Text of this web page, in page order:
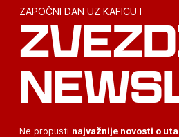
ZAPOČNI DAN UZ KAFICU I
Ne propusti najvažnije novosti o